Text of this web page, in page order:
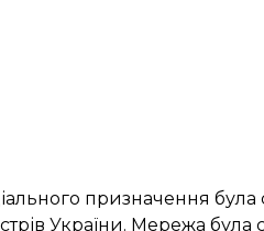
призначення була
України. Мережа була